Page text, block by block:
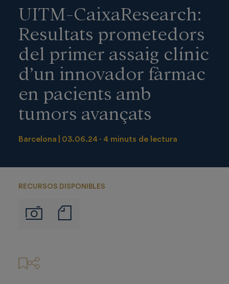
UITM-CaixaResearch:
Resultats prometedors
del primer assaig clínic
d’un innovador fàrmac
en pacients amb
tumors avançats
Barcelona 03.06.24 4 minuts de lectura
RECURSOS DISPONIBLES
Imágenes
de